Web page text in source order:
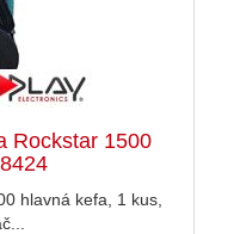
Rockstar 1500
hlavná kefa, 1 kus,